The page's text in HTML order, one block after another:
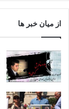
از میان خبر ها